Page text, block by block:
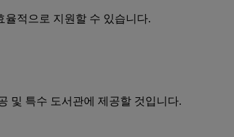
율적으로 지원할 수 있습니다.
및 특수 도서관에 제공할 것입니다.